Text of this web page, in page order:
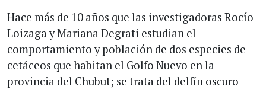
Hace más de 10 años que las investigadoras Rocío
Loizaga y Mariana Degrati estudian el
comportamiento y población de dos especies de
cetáceos que habitan el Golfo Nuevo en la
provincia del Chubut; se trata del delfín oscuro